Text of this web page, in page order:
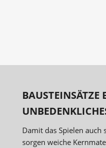
BAUSTEINSÄTZE
Damit das Spielen auch
sorgen weiche